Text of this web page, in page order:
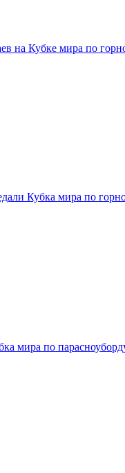
на Кубке мира по
Кубка мира по
мира по